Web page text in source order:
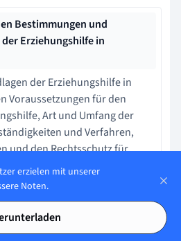
Bestimmungen und
Erziehungshilfe in
der Erziehungshilfe in
Voraussetzungen für den
Art und Umfang der
und Verfahren,
und den Rechtsschutz für
im Sozialgesetzbuch
erzielen mit unserer
Noten.